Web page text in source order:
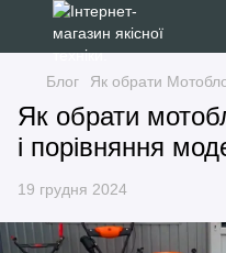
Блог Як обрати
Як обрати
і порівняння
19 грудня 2024